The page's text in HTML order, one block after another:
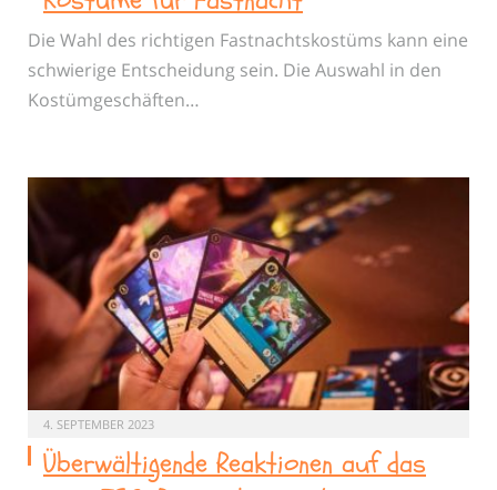
Die Wahl des richtigen Fastnachtskostüms kann eine
schwierige Entscheidung sein. Die Auswahl in den
Kostümgeschäften…
4. SEPTEMBER 2023
Überwältigende Reaktionen auf das